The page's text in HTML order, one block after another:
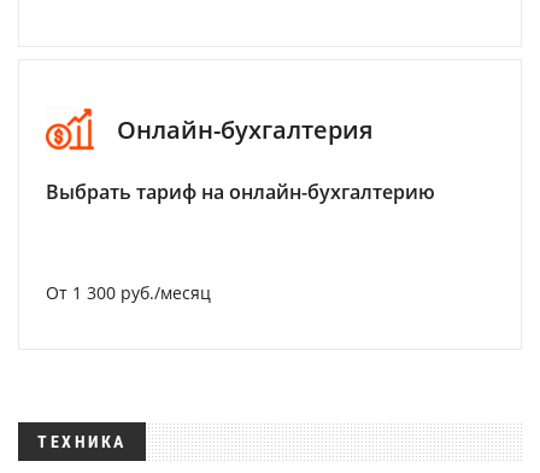
Онлайн-бухгалтерия
Выбрать тариф на онлайн-бухгалтерию
От 1 300 руб./месяц
ТЕХНИКА